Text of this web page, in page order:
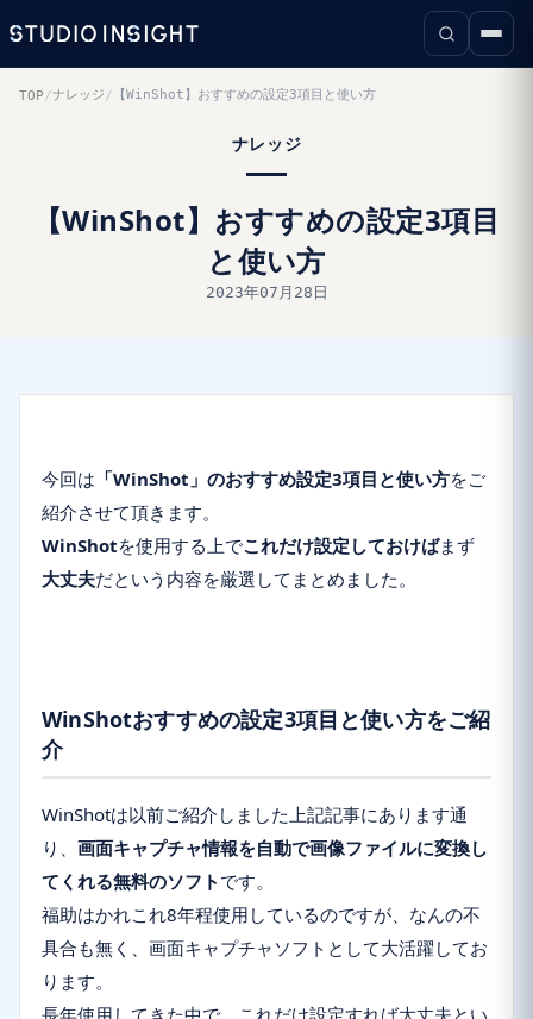
TOP /ナレッジ / 【WinShot】おすすめの設定3項目と使い方
ナレッジ
【WinShot】おすすめの設定3項目
と使い方
2023年07月28日
今回は 「WinShot」のおすすめ設定3項目と使い方をご
紹介させて頂きます。
WinShotを使用する上でこれだけ設定しておけばまず
大丈夫だという内容を厳選してまとめました。
WinShotおすすめの設定3項目と使い方をご紹
介
WinShotは以前ご紹介しました上記記事にあります通
り、 画面キャプチャ情報を自動で画像ファイルに変換し
てくれる無料のソフト です。
福助はかれこれ8年程使用しているのですが、なんの不
具合も無く、画面キャプチャソフトとして大活躍してお
ります。
長年使用してきた中で、これだけ設定すれば大丈夫とい